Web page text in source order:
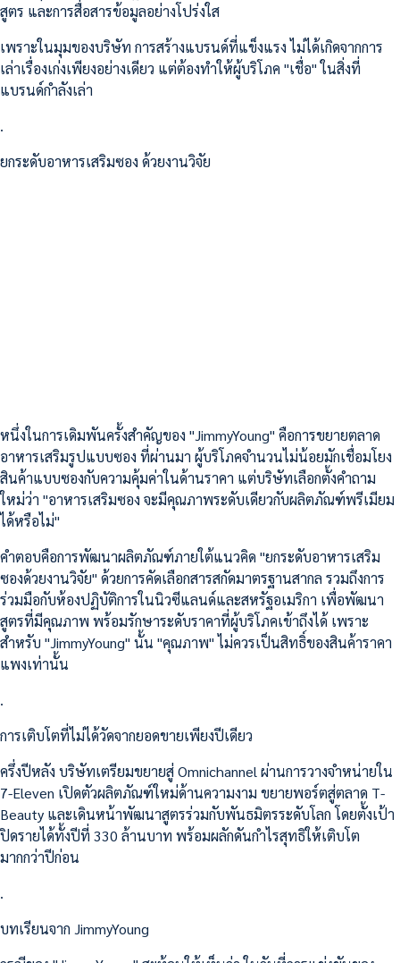
สูตร และการสื่อสารข้อมูลอย่างโปร่งใส
เพราะในมุมของบริษัท การสร้างแบรนด์ที่แข็งแรง ไม่ได้เกิดจากการ
เล่าเรื่องเก่งเพียงอย่างเดียว แต่ต้องทำให้ผู้บริโภค "เชื่อ" ในสิ่งที่
แบรนด์กำลังเล่า
.
ยกระดับอาหารเสริมซอง ด้วยงานวิจัย
หนึ่งในการเดิมพันครั้งสำคัญของ "JimmyYoung" คือการขยายตลาด
อาหารเสริมรูปแบบซอง ที่ผ่านมา ผู้บริโภคจำนวนไม่น้อยมักเชื่อมโยง
สินค้าแบบซองกับความคุ้มค่าในด้านราคา แต่บริษัทเลือกตั้งคำถาม
ใหม่ว่า "อาหารเสริมซอง จะมีคุณภาพระดับเดียวกับผลิตภัณฑ์พรีเมียม
ได้หรือไม่"
คำตอบคือการพัฒนาผลิตภัณฑ์ภายใต้แนวคิด "ยกระดับอาหารเสริม
ซองด้วยงานวิจัย" ด้วยการคัดเลือกสารสกัดมาตรฐานสากล รวมถึงการ
ร่วมมือกับห้องปฏิบัติการในนิวซีแลนด์และสหรัฐอเมริกา เพื่อพัฒนา
สูตรที่มีคุณภาพ พร้อมรักษาระดับราคาที่ผู้บริโภคเข้าถึงได้ เพราะ
สำหรับ "JimmyYoung" นั้น "คุณภาพ" ไม่ควรเป็นสิทธิ์ของสินค้าราคา
แพงเท่านั้น
.
การเติบโตที่ไม่ได้วัดจากยอดขายเพียงปีเดียว
ครึ่งปีหลัง บริษัทเตรียมขยายสู่ Omnichannel ผ่านการวางจำหน่ายใน
7-Eleven เปิดตัวผลิตภัณฑ์ใหม่ด้านความงาม ขยายพอร์ตสู่ตลาด T-
Beauty และเดินหน้าพัฒนาสูตรร่วมกับพันธมิตรระดับโลก โดยตั้งเป้า
ปิดรายได้ทั้งปีที่ 330 ล้านบาท พร้อมผลักดันกำไรสุทธิให้เติบโต
มากกว่าปีก่อน
.
บทเรียนจาก JimmyYoung